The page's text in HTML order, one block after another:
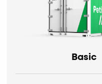
Basic